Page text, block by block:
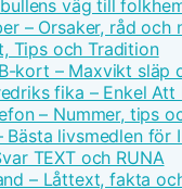
väg till
– Orsaker, råd och
Tips och Tradition
kort – Maxvikt släp
fika – Enkel Att
– Nummer, tips
livsmedlen för
TEXT och RUNA
– Låttext, fakta